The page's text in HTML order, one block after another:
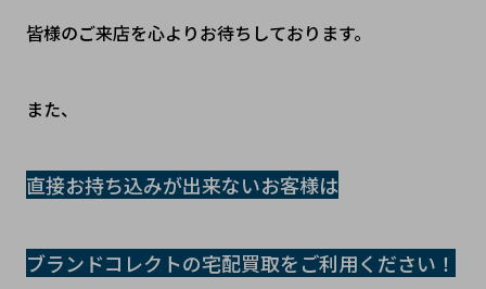
皆様のご来店を心よりお待ちしております。
また、
直接お持ち込みが出来ないお客様は
ブランドコレクトの宅配買取をご利用ください！